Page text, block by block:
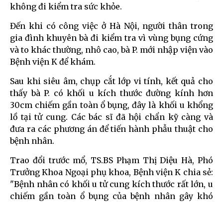
không đi kiểm tra sức khỏe.
Đến khi có công việc ở Hà Nội, người thân trong
gia đình khuyên bà đi kiểm tra vì vùng bụng cứng
và to khác thường, nhô cao, bà P. mới nhập viện vào
Bệnh viện K để khám.
Sau khi siêu âm, chụp cắt lớp vi tính, kết quả cho
thấy bà P. có khối u kích thước đường kính hơn
30cm chiếm gần toàn ổ bụng, đây là khối u khổng
lồ tại tử cung. Các bác sĩ đã hội chẩn kỹ càng và
đưa ra các phương án để tiến hành phẫu thuật cho
bệnh nhân.
Trao đổi trước mổ, TS.BS Phạm Thị Diệu Hà, Phó
Trưởng Khoa Ngoại phụ khoa, Bệnh viện K chia sẻ:
"Bệnh nhân có khối u tử cung kích thước rất lớn, u
chiếm gần toàn ổ bụng của bệnh nhân gây khó